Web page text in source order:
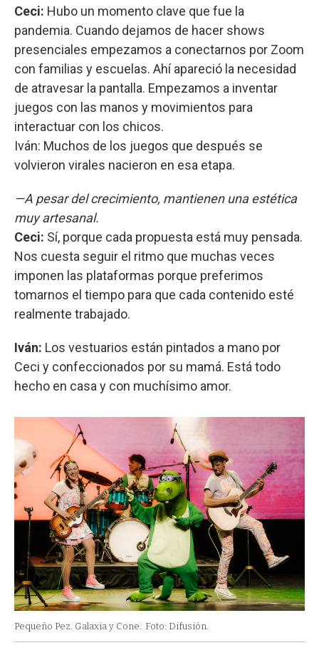
Ceci: Hubo un momento clave que fue la
pandemia. Cuando dejamos de hacer shows
presenciales empezamos a conectarnos por Zoom
con familias y escuelas. Ahí apareció la necesidad
de atravesar la pantalla. Empezamos a inventar
juegos con las manos y movimientos para
interactuar con los chicos.
Iván: Muchos de los juegos que después se
volvieron virales nacieron en esa etapa.
—A pesar del crecimiento, mantienen una estética
muy artesanal.
Ceci: Sí, porque cada propuesta está muy pensada.
Nos cuesta seguir el ritmo que muchas veces
imponen las plataformas porque preferimos
tomarnos el tiempo para que cada contenido esté
realmente trabajado.
Iván: Los vestuarios están pintados a mano por
Ceci y confeccionados por su mamá. Está todo
hecho en casa y con muchísimo amor.
Pequeño Pez. Galaxia y Cone. Foto: Difusión.